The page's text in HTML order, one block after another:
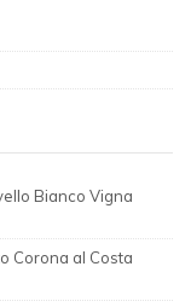
Bianco Vigna
Corona al Costa